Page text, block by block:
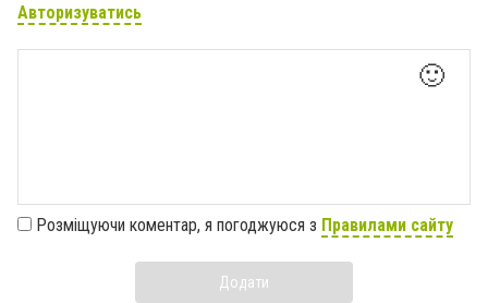
Авторизуватись
🙂
Розміщуючи коментар, я погоджуюся з Правилами сайту
Додати